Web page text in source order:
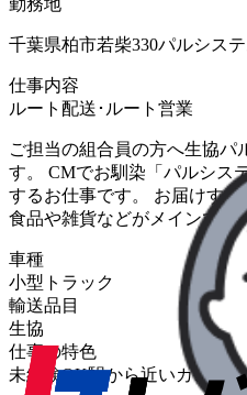
千葉県柏市若柴330パルシス
仕事内容
ルート配送･ルート営業
ご担当の組合員の方へ生協パ
す。 CMでお馴染「パルシス
するお仕事です。 お届けす
食品や雑貨などがメインです
車種
小型トラック
輸送品目
生協
仕事の特色
未経験OK駅から近いカゴ台車